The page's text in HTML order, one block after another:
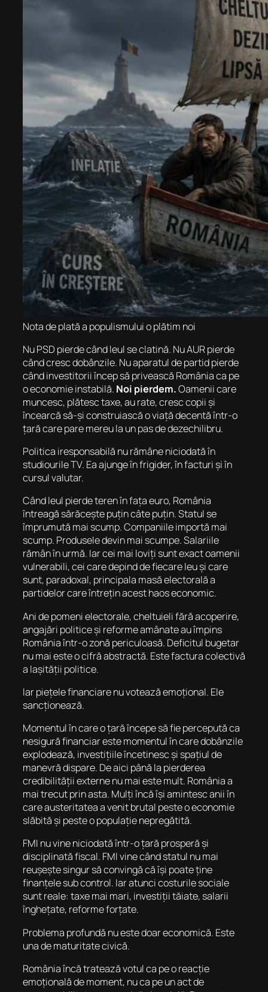
Nota de plată a populismului o plătim noi
Nu PSD pierde când leul se clatină. Nu AUR pierde
când cresc dobânzile. Nu aparatul de partid pierde
când investitorii încep să privească România ca pe
o economie instabilă. Noi pierdem.Oamenii care
muncesc, plătesc taxe, au rate, cresc copii și
încearcă să-și construiască o viață decentă într-o
țară care pare mereu la un pas de dezechilibru.
Politica iresponsabilă nu rămâne niciodată în
studiourile TV. Ea ajunge în frigider, în facturi și în
cursul valutar.
Când leul pierde teren în fața euro, România
întreagă sărăcește puțin câte puțin. Statul se
împrumută mai scump. Companiile importă mai
scump. Produsele devin mai scumpe. Salariile
rămân în urmă. Iar cei mai loviți sunt exact oamenii
vulnerabili, cei care depind de fiecare leu și care
sunt, paradoxal, principala masă electorală a
partidelor care întrețin acest haos economic.
Ani de pomeni electorale, cheltuieli fără acoperire,
angajări politice și reforme amânate au împins
România într-o zonă periculoasă. Deficitul bugetar
nu mai este o cifră abstractă. Este factura colectivă
a lașității politice.
Iar piețele financiare nu votează emoțional. Ele
sancționează.
Momentul în care o țară începe să fie percepută ca
nesigură financiar este momentul în care dobânzile
explodează, investițiile încetinesc și spațiul de
manevră dispare. De aici până la pierderea
credibilității externe nu mai este mult. România a
mai trecut prin asta. Mulți încă își amintesc anii în
care austeritatea a venit brutal peste o economie
slăbită și peste o populație nepregătită.
FMI nu vine niciodată într-o țară prosperă și
disciplinată fiscal. FMI vine când statul nu mai
reușește singur să convingă că își poate ține
finanțele sub control. Iar atunci costurile sociale
sunt reale: taxe mai mari, investiții tăiate, salarii
înghețate, reforme forțate.
Problema profundă nu este doar economică. Este
una de maturitate civică.
România încă tratează votul ca pe o reacție
emoțională de moment, nu ca pe un act de